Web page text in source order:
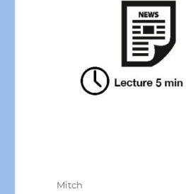
Auteur
Mitch